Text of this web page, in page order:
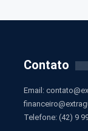
Contato
Email:
Telefone: (42) 9